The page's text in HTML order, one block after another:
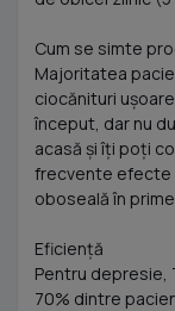
Cum se simte
Majoritatea
ciocănituri
început, dar nu
acasă și îți poți
frecvente efecte
oboseală în
Eficiență
Pentru depresie,
70% dintre